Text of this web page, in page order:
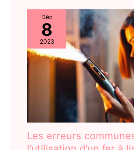
Déc
8
2023
Les erreurs